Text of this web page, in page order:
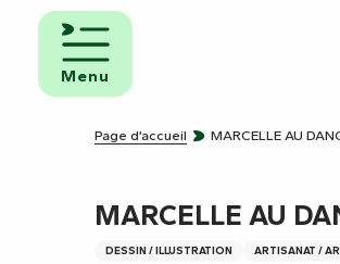
contenu
principal
Menu
Page d’accueil MARCELLE AU
MARCELLE AU
DESSIN / ILLUSTRATION ARTISANAT /